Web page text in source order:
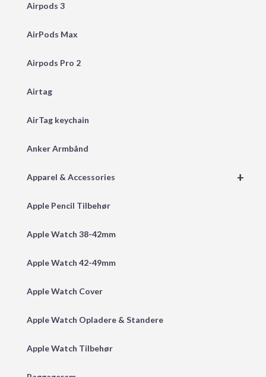
Airpods 3
AirPods Max
Airpods Pro 2
Airtag
AirTag keychain
Anker Armbånd
+
Apparel & Accessories
Apple Pencil Tilbehør
Apple Watch 38-42mm
Apple Watch 42-49mm
Apple Watch Cover
Apple Watch Opladere & Standere
Apple Watch Tilbehør